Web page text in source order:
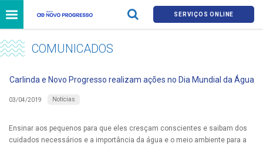
SERVIÇOS ONLINE
COMUNICADOS
Carlinda e Novo Progresso realizam ações no Dia Mundial da Água
03/04/2019 Notícias
Ensinar aos pequenos para que eles cresçam conscientes e saibam dos
cuidados necessários e a importância da água e o meio ambiente para a